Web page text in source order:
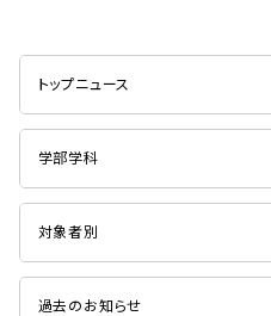
トップニュース
学部学科
対象者別
過去のお知らせ